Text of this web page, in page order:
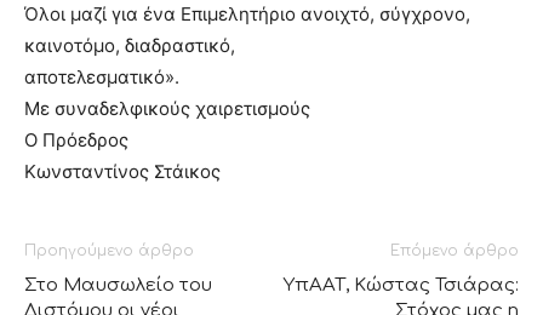
Όλοι μαζί για ένα Επιμελητήριο ανοιχτό, σύγχρονο,
καινοτόμο, διαδραστικό,
αποτελεσματικό».
Με συναδελφικούς χαιρετισμούς
Ο Πρόεδρος
Κωνσταντίνος Στάικος
Προηγούμενο άρθρο
Στο Μαυσωλείο του
Διστόμου οι νέοι
Επόμενο άρθρο
ΥπΑΑΤ, Κώστας Τσιάρας:
Στόχος μας η